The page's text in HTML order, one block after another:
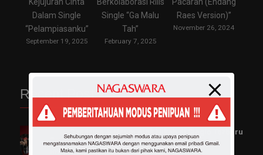
Dalam Single
“Pelampiasanku”
September 19, 2025
Single “Ga Malu
Tah”
February 7, 2025
Raes Version)”
November 26, 2024
Recent Posts
Sandrina & Ncum Ajak Nikah di Single Terbaru
“Mau Adat Apa”